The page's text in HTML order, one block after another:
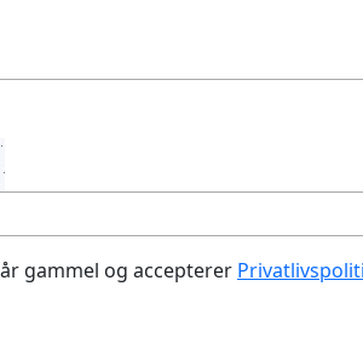
gammel og accepterer